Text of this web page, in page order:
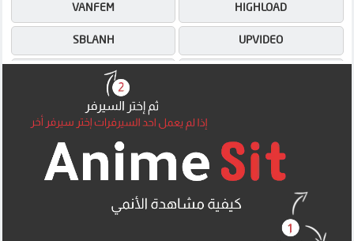
HIGHLOAD
VANFEM
DOOD
UPVIDEO
SBLANH
FEMBED
DRIVE
UPTOSTREAM
UQLOAD